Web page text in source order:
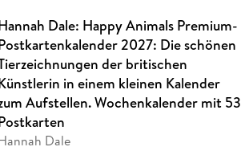
Dale: Happy Animals Premium-
2027: Die schönen
der britischen
in einem kleinen Kalender
Aufstellen. Wochenkalender mit 53
Dale